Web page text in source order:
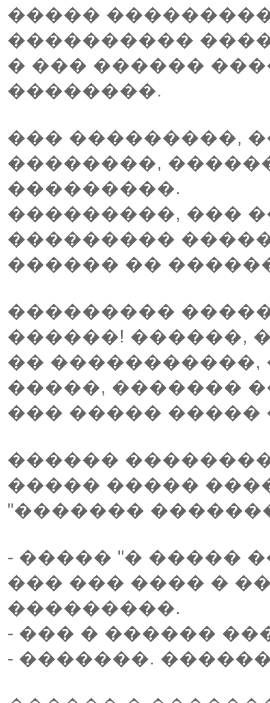
�����
����������
� ��� ������
��������.
��� ���������,
��������,
���������.
���������, ���
���������
������ ��
���������
������! ������,
�� �����������,
�����, �������
��� ����� �����
������
����� �����
"�������
- ����� "� �����
��� ��� ���� �
���������.
- ��� � ������
- �������.